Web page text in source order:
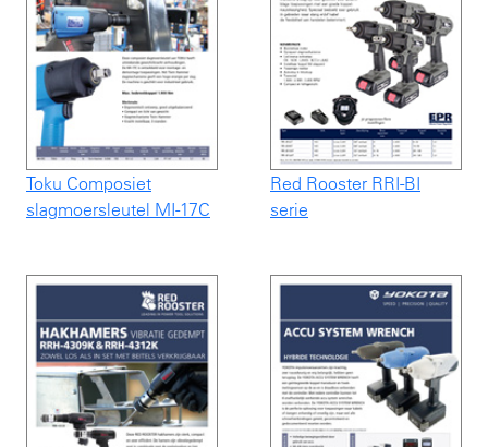
Toku Composiet
slagmoersleutel MI-17C
Red Rooster RRI-BI
serie